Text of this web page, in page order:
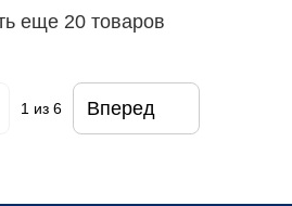
еще 20 товаров
1 из 6 Вперед